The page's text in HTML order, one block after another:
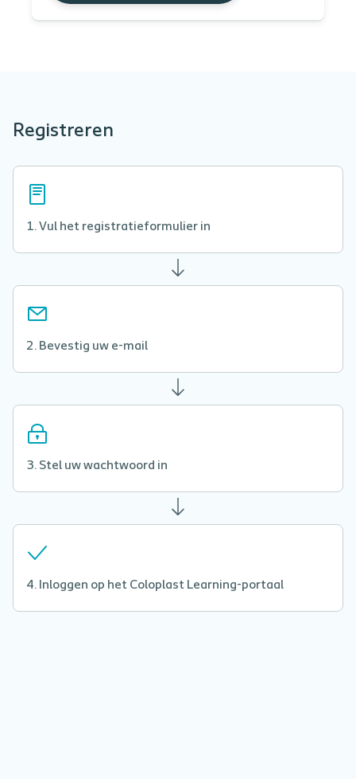
Registreren
Vul het registratieformulier in
Bevestig uw e-mail
Stel uw wachtwoord in
Inloggen op het Coloplast Learning-portaal